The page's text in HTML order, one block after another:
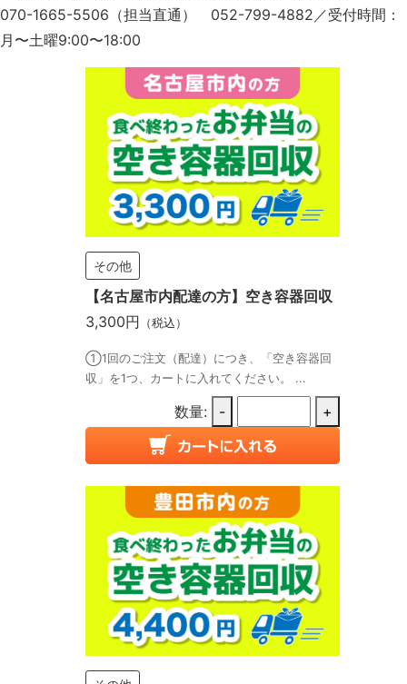
070-1665-5506（担当直通） 052-799-4882／受付時間：
月〜土曜9:00〜18:00
その他
【名古屋市内配達の方】空き容器回収
3,300円 （税込）
①1回のご注文（配達）につき、「空き容器回
収」を1つ、カートに入れてください。 ...
数量: - +